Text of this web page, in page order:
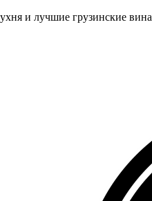
и лучшие грузинские вина